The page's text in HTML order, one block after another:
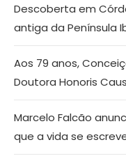
Descoberta em
antiga da Península
Aos 79 anos,
Doutora Honoris
Marcelo Falcão
que a vida se